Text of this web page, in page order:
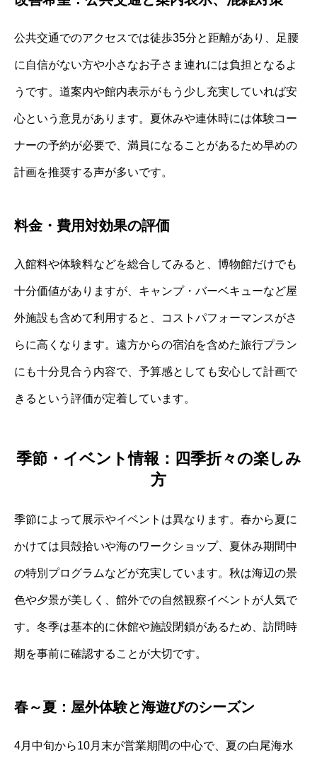
公共交通でのアクセスでは徒歩35分と距離があり、足腰
に自信がない方や小さなお子さま連れには負担となるよ
うです。道案内や館内表示がもう少し充実していれば安
心という意見があります。夏休みや連休時には体験コー
ナーの予約が必要で、満員になることがあるため早めの
計画を推奨する声が多いです。
料金・費用対効果の評価
入館料や体験料などを総合してみると、博物館だけでも
十分価値がありますが、キャンプ・バーベキューなど屋
外施設も含めて利用すると、コストパフォーマンスがさ
らに高くなります。遠方からの宿泊を含めた旅行プラン
にも十分見合う内容で、予算感としても安心して計画で
きるという評価が定着しています。
季節・イベント情報：四季折々の楽しみ
方
季節によって展示やイベントは異なります。春から夏に
かけては貝殻拾いや海のワークショップ、夏休み期間中
の特別プログラムなどが充実しています。秋は海辺の景
色や夕景が美しく、館外での自然観察イベントが人気で
す。冬季は基本的に休館や施設閉鎖があるため、訪問時
期を事前に確認することが大切です。
春～夏：屋外体験と海遊びのシーズン
4月中旬から10月末が営業期間の中心で、夏の白尾海水